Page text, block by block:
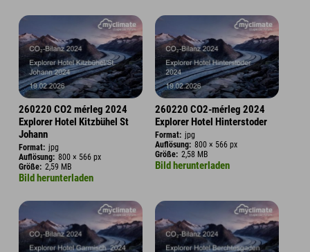
260220 CO2 mérleg 2024
Explorer Hotel Kitzbühel St
Johann
Format: jpg
Auflösung: 800 × 566 px
Größe: 2,59 MB
Bild herunterladen
260220 CO2-mérleg 2024
Explorer Hotel Hinterstoder
Format: jpg
Auflösung: 800 × 566 px
Größe: 2,58 MB
Bild herunterladen